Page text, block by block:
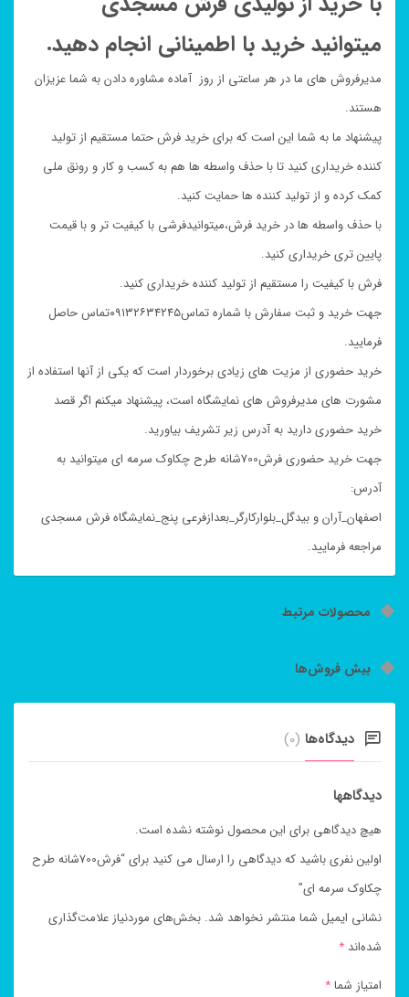
میتوانید خرید با اطمینانی انجام دهید.
مدیرفروش های ما در هر ساعتی از روز آماده مشاوره دادن به شما عزیزان
هستند.
پیشنهاد ما به شما این است که برای خرید فرش حتما مستقیم از تولید
کننده خریداری کنید تا با حذف واسطه ها هم به کسب و کار و رونق ملی
کمک کرده و از تولید کننده ها حمایت کنید.
با حذف واسطه ها در خرید فرش،میتوانیدفرشی با کیفیت تر و با قیمت
پایین تری خریداری کنید.
فرش با کیفیت را مستقیم از تولید کننده خریداری کنید.
جهت خرید و ثبت سفارش با شماره تماس۰۹۱۳۲۶۳۴۲۴۵تماس حاصل
فرمایید.
خرید حضوری از مزیت های زیادی برخوردار است که یکی از آنها استفاده از
مشورت های مدیرفروش های نمایشگاه است، پیشنهاد میکنم اگر قصد
خرید حضوری دارید به آدرس زیر تشریف بیاورید.
جهت خرید حضوری فرش700شانه طرح چکاوک سرمه ای میتوانید به
آدرس:
اصفهان_آران و بیدگل_بلوارکارگر_بعدازفرعی پنج_نمایشگاه فرش مسجدی
مراجعه فرمایید.
محصولات مرتبط
بیش فروش‌ها
دیدگاه‌ها (0)
دیدگاهها
هیچ دیدگاهی برای این محصول نوشته نشده است.
اولین نفری باشید که دیدگاهی را ارسال می کنید برای “فرش700شانه طرح
چکاوک سرمه ای”
نشانی ایمیل شما منتشر نخواهد شد. بخش‌های موردنیاز علامت‌گذاری
شده‌اند *
امتیاز شما*